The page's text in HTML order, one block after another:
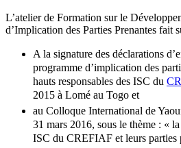
L’atelier de Formation sur le
d’Implication des Parties Prenantes fait
A la signature des déclarations
programme d’implication des
hauts responsables des ISC du
2015 à Lomé au Togo et
au Colloque International de
31 mars 2016, sous le thème : «
ISC du CREFIAF et leurs parties